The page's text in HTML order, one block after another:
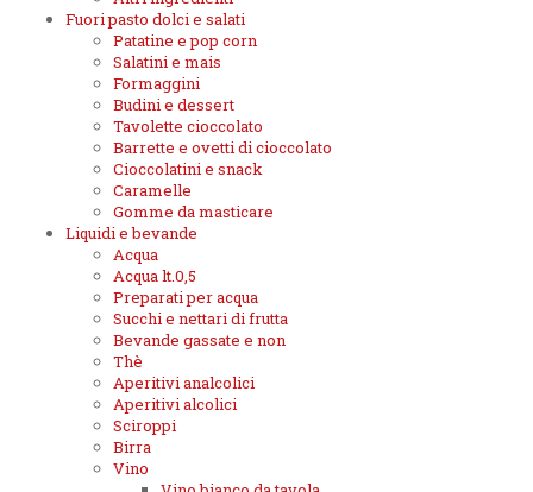
Fuori pasto dolci e salati
Patatine e pop corn
Salatini e mais
Formaggini
Budini e dessert
Tavolette cioccolato
Barrette e ovetti di cioccolato
Cioccolatini e snack
Caramelle
Gomme da masticare
Liquidi e bevande
Acqua
Acqua lt.0,5
Preparati per acqua
Succhi e nettari di frutta
Bevande gassate e non
Thè
Aperitivi analcolici
Aperitivi alcolici
Sciroppi
Birra
Vino